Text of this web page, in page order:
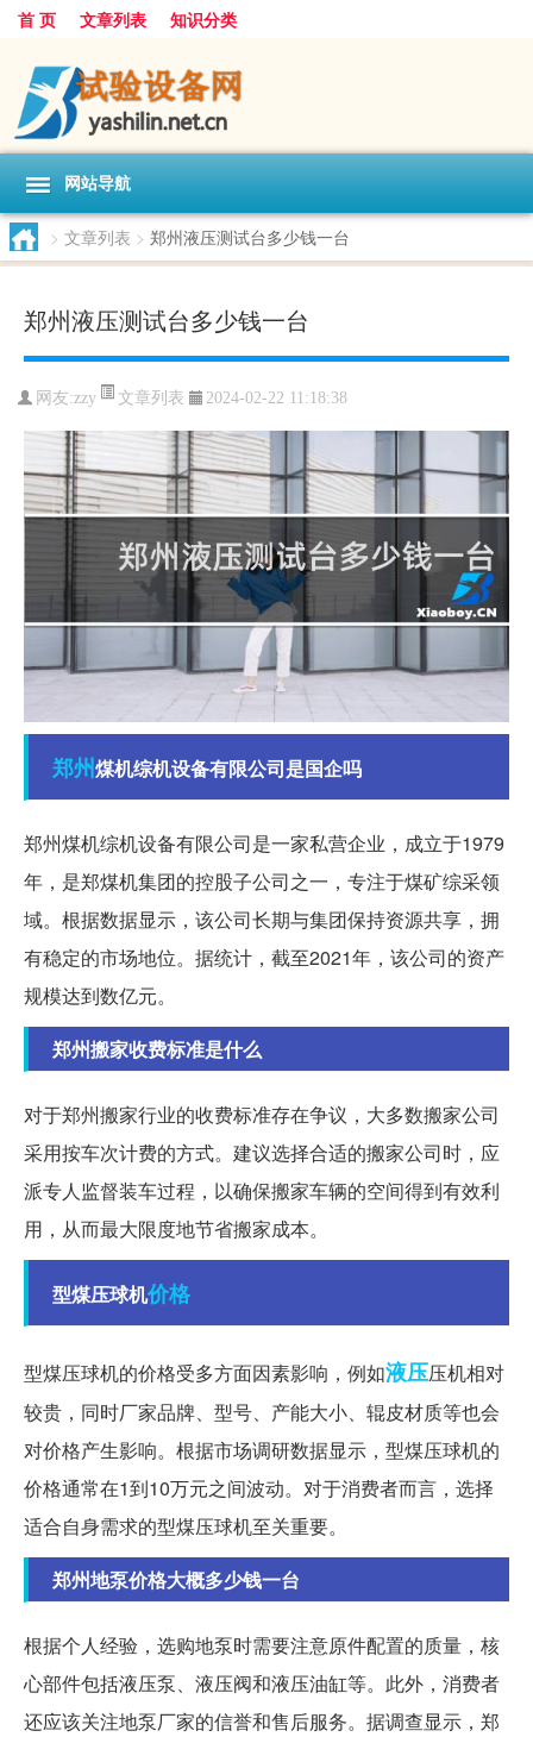
首 页 文章列表 知识分类
网站导航
> 文章列表 > 郑州液压测试台多少钱一台
郑州液压测试台多少钱一台
网友:zzy 文章列表 2024-02-22 11:18:38
郑州煤机综机设备有限公司是国企吗
郑州煤机综机设备有限公司是一家私营企业，成立于1979
年，是郑煤机集团的控股子公司之一，专注于煤矿综采领
域。根据数据显示，该公司长期与集团保持资源共享，拥
有稳定的市场地位。据统计，截至2021年，该公司的资产
规模达到数亿元。
郑州搬家收费标准是什么
对于郑州搬家行业的收费标准存在争议，大多数搬家公司
采用按车次计费的方式。建议选择合适的搬家公司时，应
派专人监督装车过程，以确保搬家车辆的空间得到有效利
用，从而最大限度地节省搬家成本。
型煤压球机价格
型煤压球机的价格受多方面因素影响，例如液压压机相对
较贵，同时厂家品牌、型号、产能大小、辊皮材质等也会
对价格产生影响。根据市场调研数据显示，型煤压球机的
价格通常在1到10万元之间波动。对于消费者而言，选择
适合自身需求的型煤压球机至关重要。
郑州地泵价格大概多少钱一台
根据个人经验，选购地泵时需要注意原件配置的质量，核
心部件包括液压泵、液压阀和液压油缸等。此外，消费者
还应该关注地泵厂家的信誉和售后服务。据调查显示，郑